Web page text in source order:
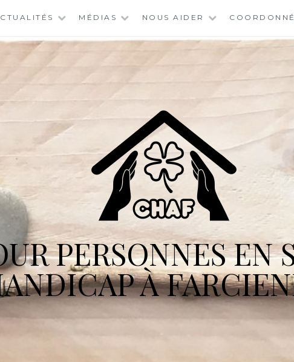
MÉDIAS NOUS AIDER
PERSONNES EN
À